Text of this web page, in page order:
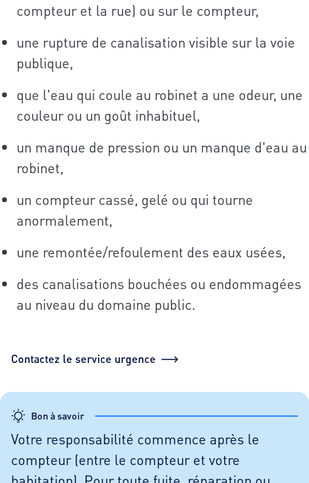
compteur et la rue) ou sur le compteur,
une rupture de canalisation visible sur la voie
publique,
que l'eau qui coule au robinet a une odeur, une
couleur ou un goût inhabituel,
un manque de pression ou un manque d'eau au
robinet,
un compteur cassé, gelé ou qui tourne
anormalement,
une remontée/refoulement des eaux usées,
des canalisations bouchées ou endommagées
au niveau du domaine public.
Contactez le service urgence
Bon à savoir
Votre responsabilité commence après le
compteur (entre le compteur et votre